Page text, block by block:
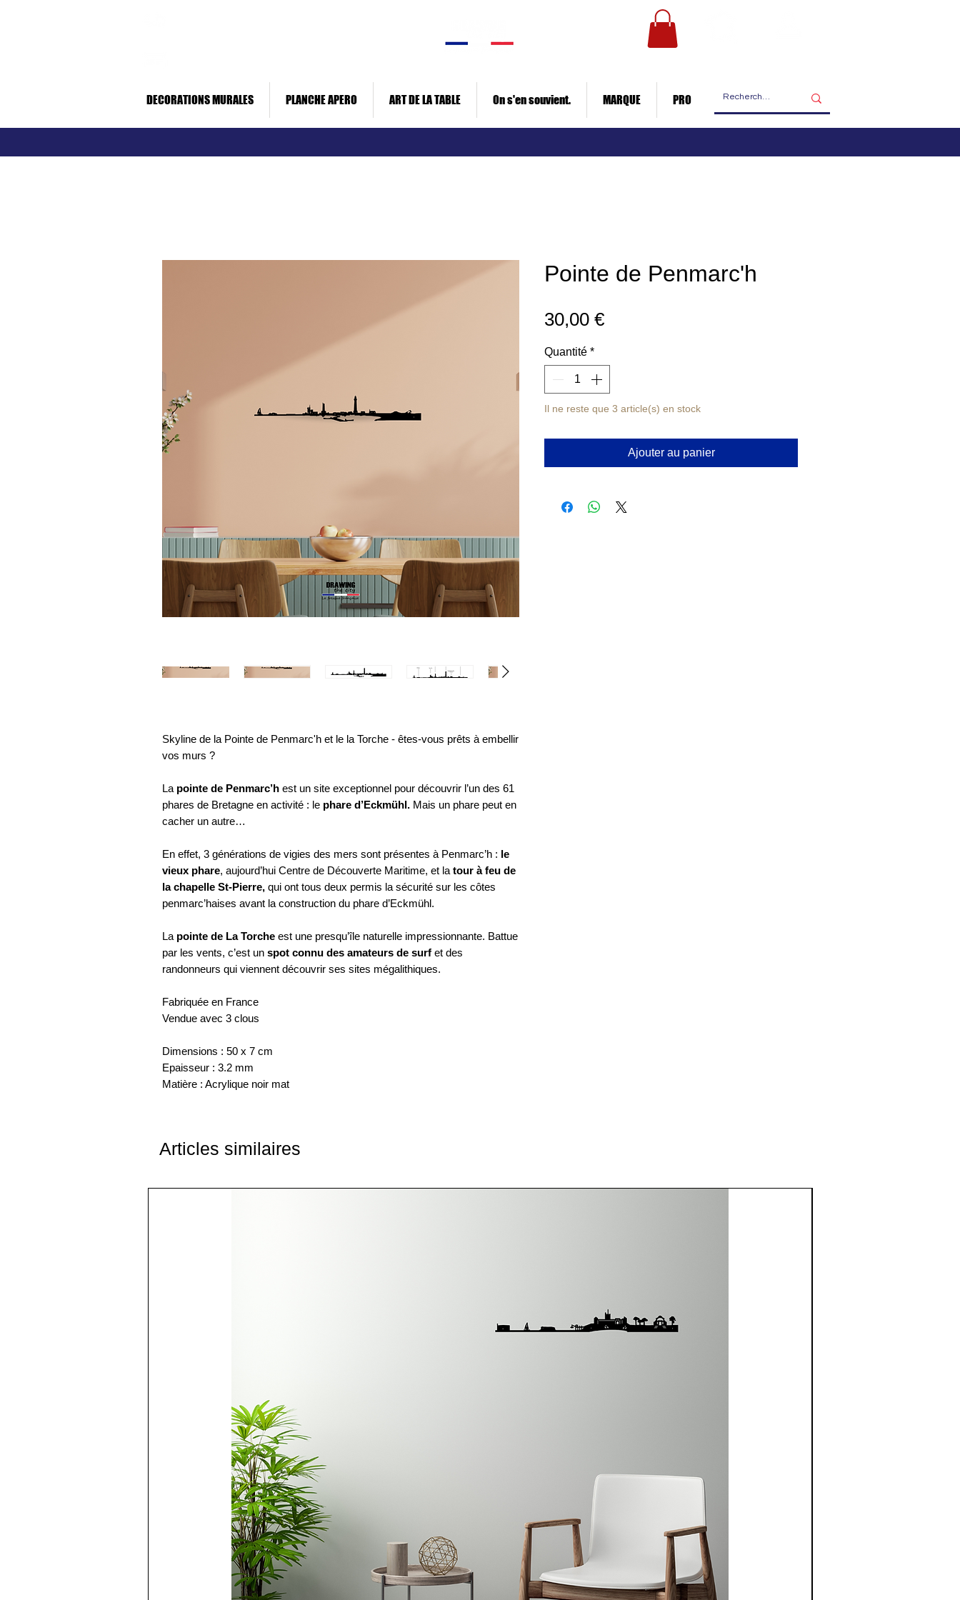
DECORATIONS MURALES PLANCHE APERO ART DE LA TABLE On s'en souvient. MARQUE PRO
Skyline de la Pointe de Penmarc'h et le la Torche - êtes-vous prêts à embellir
vos murs ?
La pointe de Penmarc’h est un site exceptionnel pour découvrir l’un des 61
phares de Bretagne en activité : le phare d’Eckmühl. Mais un phare peut en
cacher un autre…
En effet, 3 générations de vigies des mers sont présentes à Penmarc’h : le
vieux phare, aujourd’hui Centre de Découverte Maritime, et la tour à feu de
la chapelle St-Pierre, qui ont tous deux permis la sécurité sur les côtes
penmarc’haises avant la construction du phare d’Eckmühl.
La pointe de La Torche est une presqu’île naturelle impressionnante. Battue
par les vents, c’est un spot connu des amateurs de surf et des
randonneurs qui viennent découvrir ses sites mégalithiques.
Fabriquée en France
Vendue avec 3 clous
Dimensions : 50 x 7 cm
Epaisseur : 3.2 mm
Matière : Acrylique noir mat
Pointe de Penmarc'h
30,00 €Prix
Quantité *
Il ne reste que 3 article(s) en stock
Ajouter au panier
Articles similaires